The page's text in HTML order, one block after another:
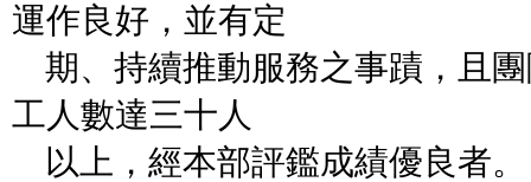
運作良好，並有定
期、持續推動服務之事蹟，且
工人數達三十人
以上，經本部評鑑成績優良者。